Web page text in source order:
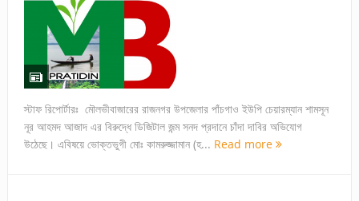
স্টাফ রিপোর্টারঃ মৌলভীবাজারের রাজনগর উপজেলার পাঁচগাও ইউপি চেয়ারম্যান শামসূন
নূর আহমদ আজাদ এর বিরুদ্ধে ডিজিটাল জন্ম সনদ প্রদানে চাঁদা দাবির অভিযোগ
উঠেছে। এবিষয়ে ভোক্তভুগী মোঃ কামরুজ্জামান (হ... Read more